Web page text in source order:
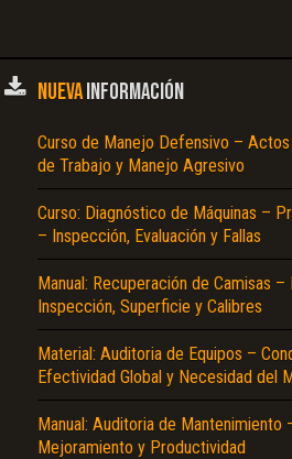
NUEVAINFORMACIÓN
Curso de Manejo Defensivo –
de Trabajo y Manejo Agresivo
Curso: Diagnóstico de Máquinas –
– Inspección, Evaluación y Fallas
Manual: Recuperación de Camisas
Inspección, Superficie y Calibres
Material: Auditoria de Equipos –
Efectividad Global y Necesidad del
Manual: Auditoria de Mantenimiento
Mejoramiento y Productividad